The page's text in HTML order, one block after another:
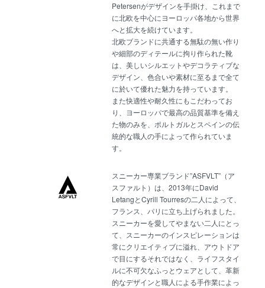
Petersenがデザインを手掛け、これまで
に北欧を中心にヨーロッパ各地から世界
へと拡大を続けています。
北欧ブランドに共通する無駄の無い作り
や細部のディテールに拘り作られた靴
は、美しいシルエットやデコラティブな
デザイン、色合いや素材に至るまで全て
に於いて優れた魅力を持っています。
また快適性や耐久性にもこだわってお
り、ヨーロッパで最高の品質基準を備え
た物のみを、ポルトガルとスペインの伝
統的な職人の手によって作られていま
す。
スニーカー専業ブランド”ASFVLT”（ア
スファルト）は、2013年にDavid
LetangとCyrill Tourresの二人によって、
フランス、パリに立ち上げられました。
スニーカーを愛してやまない二人にとっ
て、スニーカーのインスピレーションは
常にクリエイティブに溢れ、アウトドア
で目にするそれではなく、ライフスタイ
ルに不可欠なふっとウェアとして、革新
的なデザインと職人による手作業によっ